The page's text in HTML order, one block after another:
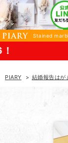
Stained
状・各種報告
PIARY 結婚報告はが